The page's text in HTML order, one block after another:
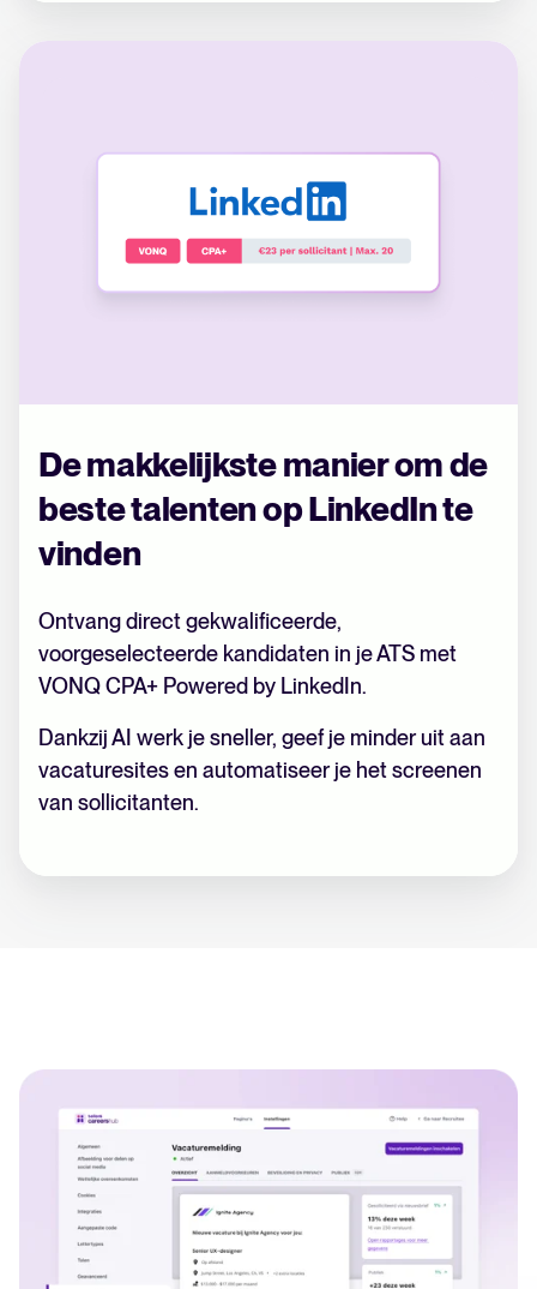
De makkelijkste manier om de
beste talenten op LinkedIn te
vinden
Ontvang direct gekwalificeerde,
voorgeselecteerde kandidaten in je ATS met
VONQ CPA+ Powered by LinkedIn.
Dankzij AI werk je sneller, geef je minder uit aan
vacaturesites en automatiseer je het screenen
van sollicitanten.